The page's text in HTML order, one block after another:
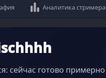
Аналитика стримера
сейчас готово примерно